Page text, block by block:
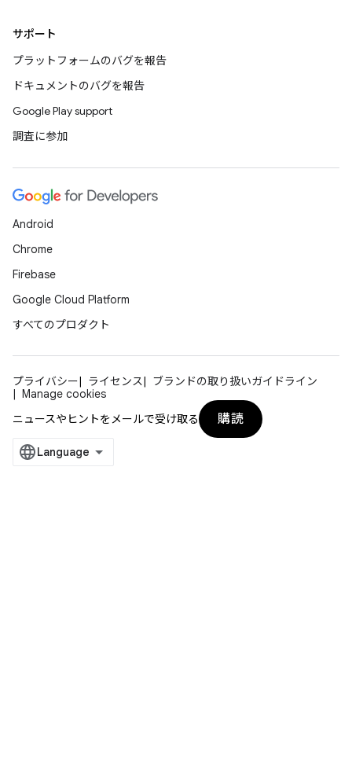
サポート
プラットフォームのバグを報告
ドキュメントのバグを報告
Google Play support
調査に参加
Android
Chrome
Firebase
Google Cloud Platform
すべてのプロダクト
プライバシー ライセンス
ブランドの取り扱いガイドライン
Manage cookies
ニュースやヒントをメールで受け取る
購読